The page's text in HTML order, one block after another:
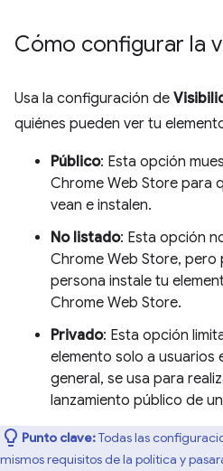
Cómo configurar la
Usa la configuración de
quiénes pueden ver tu
Público: Esta opción
Chrome Web Store para
vean e instalen.
No listado: Esta opción
Chrome Web Store, pero
persona instale tu
Chrome Web Store.
Privado: Esta opción
elemento solo a usuarios
general, se usa para
lanzamiento público de
Punto clave:Todas las
mismos requisitos de la política y